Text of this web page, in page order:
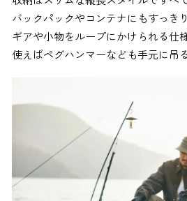
バックパックやコンテナにもすっき
ギアや小物をループにかけられる仕
使えばペグハンマーなども手元に吊